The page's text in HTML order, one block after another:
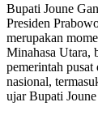
Bupati Joune
Presiden
merupakan
Minahasa Utara,
pemerintah
nasional,
ujar Bupati